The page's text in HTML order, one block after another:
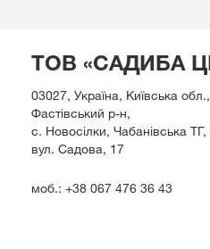
ТОВ «САДИБА
03027, Україна, Київська обл.,
Фастівський р-н,
с. Новосілки, Чабанівська ТГ,
вул. Садова, 17
моб.: +38 067 476 36 43